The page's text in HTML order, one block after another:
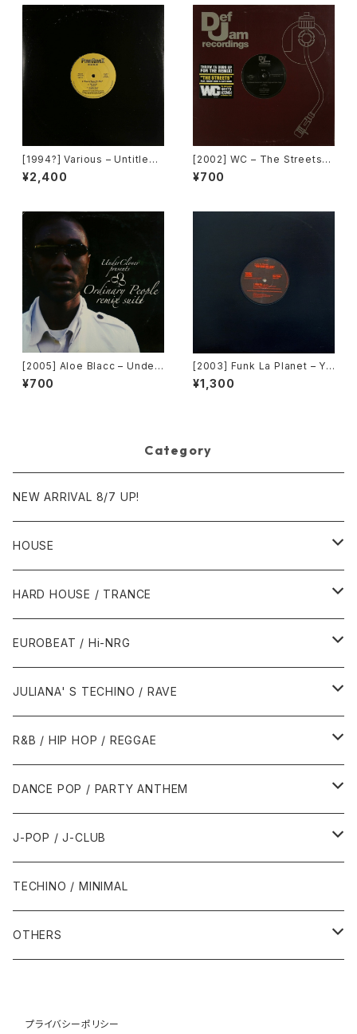
[1994?] Various – Untitled
(PM-669)[PoweRemix Rec
ords]
¥2,400
[2002] WC – The Streets
(Remix) [Def Jam Recordin
gs][PROMO]
¥700
[2005] Aloe Blacc – Under
Clover Presents Ordinary
People Remix Suite [Unde
¥700
[2003] Funk La Planet – Yo
u Gave Me Love (Funk La
Planet 007)[Funk La Plane
¥1,300
Category
NEW ARRIVAL 8/7 UP!
HOUSE
1980年代
1987年・以前
1988年
1990年代
1990年
1991年
1995年
1996年
2000年代
2000年
2001年
2005年
2010年代
2010年
2011年
HARD HOUSE / TRANCE
1990年代
1994年・以前
1995年
1999年
2000年代
2000年
2001年
2005年
EUROBEAT / Hi-NRG
1980年代
1986年・以前
1987年
1990年代
1990年
1991年
2000年代
JULIANA' S TECHINO / RAVE
1990年代
1990年
1991年
2000年代
2000年
2001年
R&B / HIP HOP / REGGAE
1980年代
1985年・以前
1986年
1990年代
1990年
1991年
1993年
2000年代
2000年
2002年
DANCE POP / PARTY ANTHEM
1980年代
1988年・以前
1989年
1990年代
1990年
1992年
2000年代
2001年
J-POP / J-CLUB
1980年代
1990年代
1991年
2000年
TECHINO / MINIMAL
OTHERS
1985年・以前
1990年代
プライバシーポリシー